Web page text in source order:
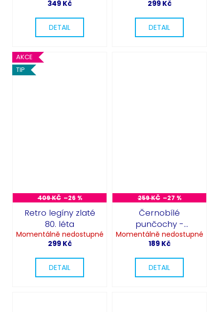
349 Kč
DETAIL
299 Kč
DETAIL
AKCE
TIP
409 KČ –26 %
Retro legíny zlaté
80. léta
Momentálně nedostupné
299 Kč
DETAIL
259 KČ –27 %
Černobílé
punčochy -
Harlequin
Momentálně nedostupné
189 Kč
DETAIL